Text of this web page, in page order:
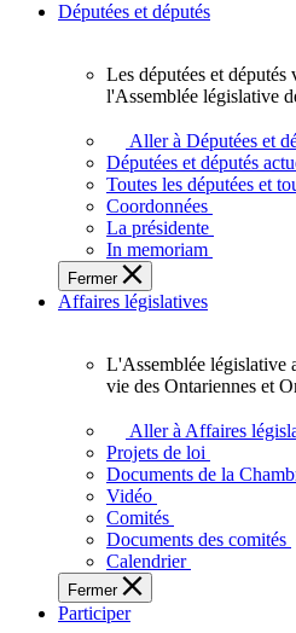
Députées et députés
députés
vous
représentent
sein
de
l'Assemblée
législative
l'Ontario.
Les députées et députés
l'Assemblée législative
Aller à Députées et
Députées et députés
Toutes les députées et
Coordonnées
La présidente
In memoriam
Fermer
Affaires législatives
L'Assemblée
adopte
touchent
des
Ontariennes
et
L'Assemblée législative
vie des Ontariennes et
Aller à Affaires
Projets de loi
Documents de la
Vidéo
Comités
Documents des comités
Calendrier
Fermer
Participer